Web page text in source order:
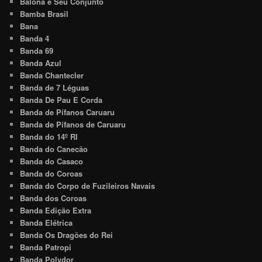
Bamba Brasil
Bana
Banda 4
Banda 69
Banda Azul
Banda Chantecler
Banda de 7 Léguas
Banda De Pau E Corda
Banda de Pífanos Caruaru
Banda de Pífanos de Caruaru
Banda do 14º RI
Banda do Canecão
Banda do Casaco
Banda do Coroas
Banda do Corpo de Fuzileiros Navais
Banda dos Coroas
Banda Edição Extra
Banda Elétrica
Banda Os Dragões do Rei
Banda Patropi
Banda Polydor